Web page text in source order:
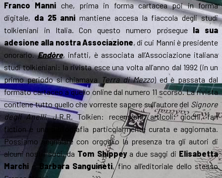
Franco Manni che, prima in forma cartacea poi in forma
digitale, da 25 anni mantiene accesa la fiaccola degli studi
tolkieniani in Italia. Con questo numero prosegue la sua
adesione alla nostra Associazione, di cui Manni è presidente
onorario.Endòre, infatti, è associata all’Associazione italiana
studi tolkieniani: la rivista esce una volta all’anno dal 1992 (in un
primo periodo si chiamava Terra di Mezzo) ed è passata dal
formato cartaceo a quello online dal numero 11 scorso. La rivista
contiene tutto quello che vorreste sapere sull’autore del Signore
degli Anelli, J.R.R. Tolkien: recensioni, articoli, giochi, fan
fiction e una bibliografia particolarmente curata e aggiornata.
Possiamo segnalare con orgoglio la presenza tra gli autori di
alcuni nostri soci, da Tom Shippeya due saggi di Elisabetta
Marchie Barbara Sanguineti, fino all’editoriale dello stesso